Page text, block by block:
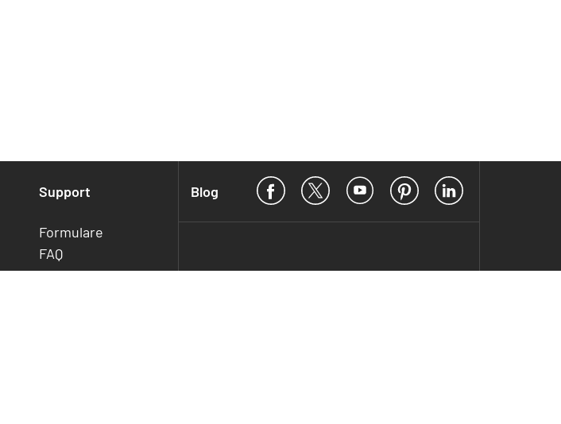
Support
Formulare
FAQ
Statusmeldung
Blog Facebook
X YouTubePinterestLinkedIn